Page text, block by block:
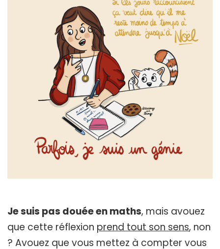
Je suis pas douée en maths, mais avouez
que cette réflexion prend tout son sens, non
? Avouez que vous mettez à compter vous